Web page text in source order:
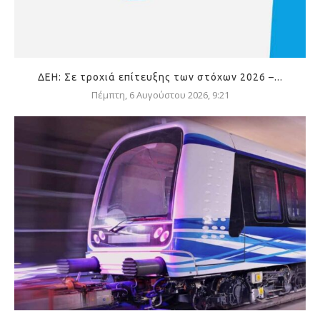
ΔΕΗ: Σε τροχιά επίτευξης των στόχων 2026 –...
Πέμπτη, 6 Αυγούστου 2026, 9:21